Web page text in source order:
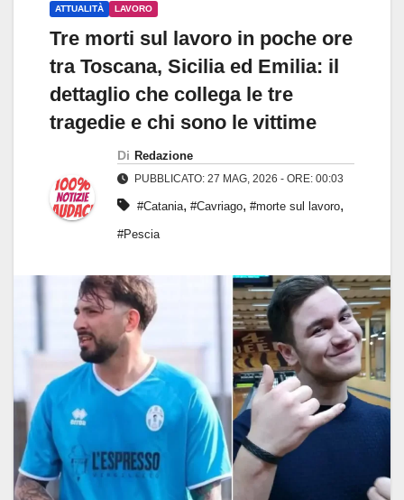
ATTUALITÀ LAVORO
Tre morti sul lavoro in poche ore
tra Toscana, Sicilia ed Emilia: il
dettaglio che collega le tre
tragedie e chi sono le vittime
Di Redazione
PUBBLICATO: 27 MAG, 2026 - ORE: 00:03
#Catania, #Cavriago, #morte sul lavoro,
#Pescia